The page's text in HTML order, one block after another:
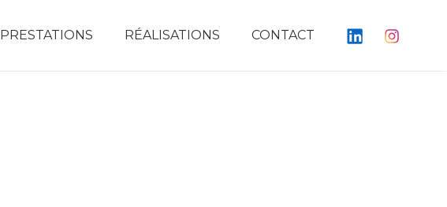
PRESTATIONS RÉALISATIONS CONTACT